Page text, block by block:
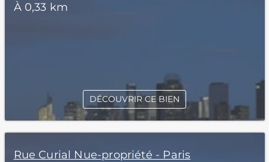
À 0,33 km
DÉCOUVRIR CE BIEN
Rue Curial Nue-propriété - Paris